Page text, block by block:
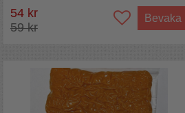
54 kr
59 kr
Bevaka